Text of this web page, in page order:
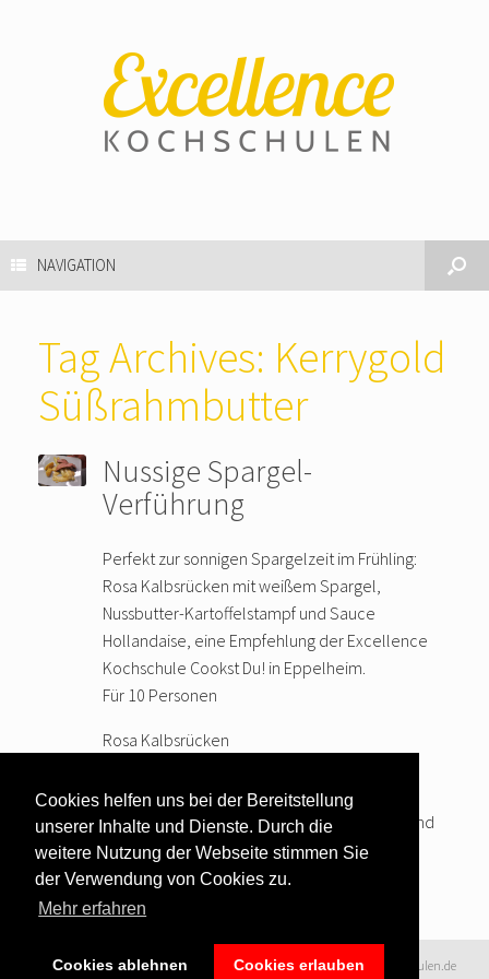
Cookies helfen uns bei der Bereitstellung
unserer Inhalte und Dienste. Durch die
weitere Nutzung der Webseite stimmen Sie
der Verwendung von Cookies zu.
Mehr erfahren
Cookies ablehnen Cookies erlauben
NAVIGATION
Tag Archives: Kerrygold
Süßrahmbutter
Nussige Spargel-
Verführung
Perfekt zur sonnigen Spargelzeit im Frühling:
Rosa Kalbsrücken mit weißem Spargel,
Nussbutter-Kartoffelstampf und Sauce
Hollandaise, eine Empfehlung der Excellence
Kochschule Cookst Du! in Eppelheim.
Für 10 Personen
Rosa Kalbsrücken
Salz, Pfeffer
Zubereitung: Das Fleisch parieren, mit Salz und
Pfeffer würzen und scharf… weiter lesen
Datenschutzerklärung|
©2016 www.excellence-kochschulen.de